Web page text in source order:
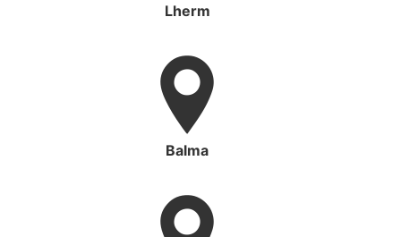
Lherm
Balma